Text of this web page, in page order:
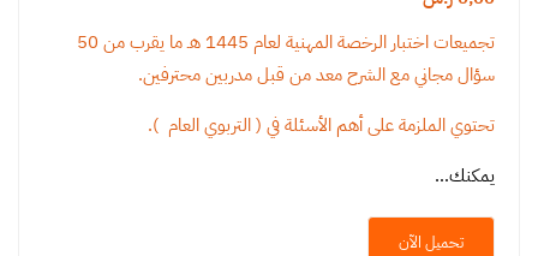
تجميعات اختبار الرخصة المهنية لعام 1445 هـ ما يقرب من 50
سؤال مجاني مع الشرح معد من قبل مدربين محترفين.
تحتوي الملزمة على أهم الأسئلة في ( التربوي العام ).
يمكنك…
تحميل الآن